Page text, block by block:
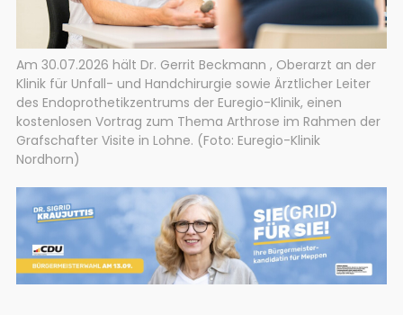
Am 30.07.2026 hält Dr. Gerrit Beckmann , Oberarzt an der
Klinik für Unfall- und Handchirurgie sowie Ärztlicher Leiter
des Endoprothetikzentrums der Euregio-Klinik, einen
kostenlosen Vortrag zum Thema Arthrose im Rahmen der
Grafschafter Visite in Lohne. (Foto: Euregio-Klinik
Nordhorn)